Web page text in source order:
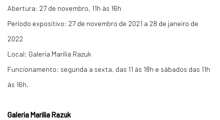
Abertura: 27 de novembro, 11h às 16h
Período expositivo: 27 de novembro de 2021 a 28 de janeiro de
2022
Local: Galeria Marília Razuk
Funcionamento: segunda a sexta, das 11 às 18h e sábados das 11h
às 16h,
Galeria Marilia Razuk